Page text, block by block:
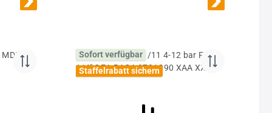
Sofort verfügbar
Staffelrabatt sichern